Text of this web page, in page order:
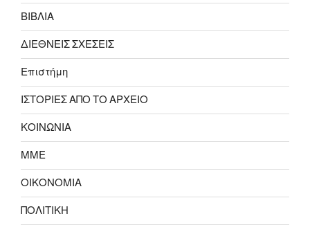
ΒΙΒΛΙΑ
ΔΙΕΘΝΕΙΣ ΣΧΕΣΕΙΣ
Επιστήμη
ΙΣΤΟΡΙΕΣ ΑΠΟ ΤΟ ΑΡΧΕΙΟ
ΚΟΙΝΩΝΙΑ
ΜΜΕ
ΟΙΚΟΝΟΜΙΑ
ΠΟΛΙΤΙΚΗ